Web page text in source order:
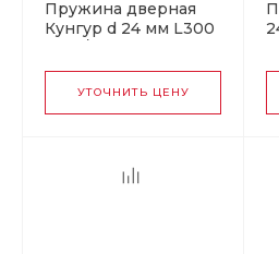
Пружина дверная
Кунгур d 24 мм L300
УТОЧНИТЬ ЦЕНУ